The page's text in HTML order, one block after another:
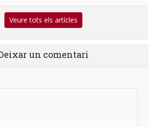
Veure tots els artícles
un comentari